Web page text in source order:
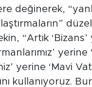
değinerek,
“Artık
yerine
yerine ‘Mavi
kullanıyoruz.